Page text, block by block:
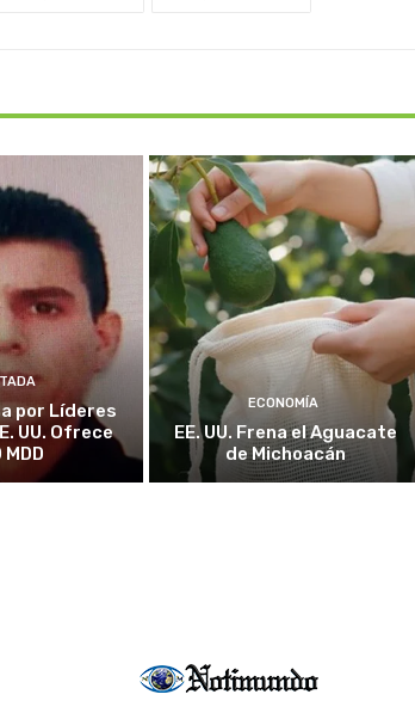
por Líderes
UU. Ofrece
ECONOMÍA
EE. UU. Frena el Aguacate
de Michoacán